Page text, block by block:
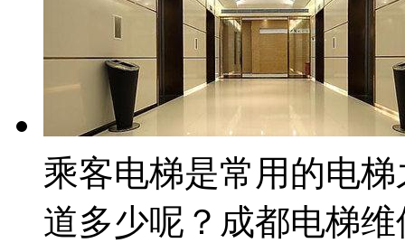
乘客电梯是常用的电
道多少呢？成都电梯